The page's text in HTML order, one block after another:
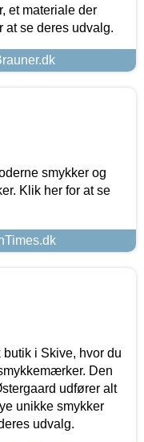
et materiale der
se deres udvalg.
smykker og
Klik her for at se
i Skive, hvor du
Den
udfører alt
unikke smykker
udvalg.